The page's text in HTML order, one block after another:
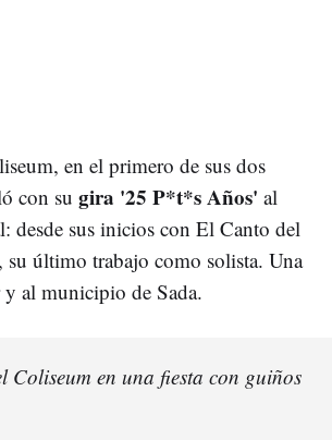
en el primero de sus dos
con su gira '25 P*t*s Años' al
desde sus inicios con El Canto del
último trabajo como solista. Una
al municipio de Sada.
Coliseum en una fiesta con guiños